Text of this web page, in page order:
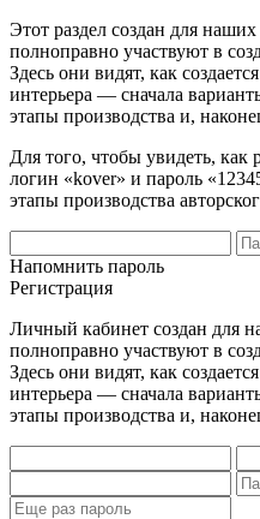
Этот раздел создан для
полноправно участвуют в
Здесь они видят, как
интерьера — сначала
этапы производства и,
Для того, чтобы увидеть, как
логин «kover» и пароль
этапы производства
Напомнить пароль
Регистрация
Личный кабинет создан для
полноправно участвуют в
Здесь они видят, как
интерьера — сначала
этапы производства и,